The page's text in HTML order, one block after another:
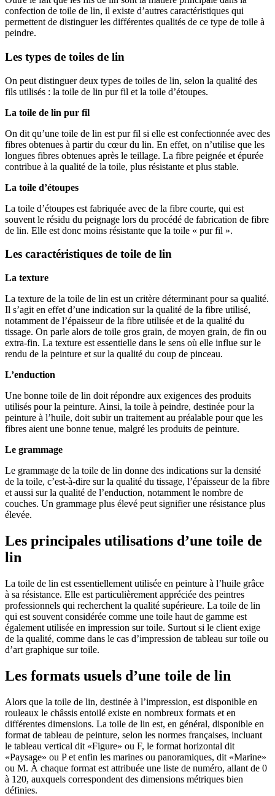
confection de toile de lin, il existe d’autres caractéristiques qui
permettent de distinguer les différentes qualités de ce type de toile à
peindre.
Les types de toiles de lin
On peut distinguer deux types de toiles de lin, selon la qualité des
fils utilisés : la toile de lin pur fil et la toile d’étoupes.
La toile de lin pur fil
On dit qu’une toile de lin est pur fil si elle est confectionnée avec des
fibres obtenues à partir du cœur du lin. En effet, on n’utilise que les
longues fibres obtenues après le teillage. La fibre peignée et épurée
contribue à la qualité de la toile, plus résistante et plus stable.
La toile d’étoupes
La toile d’étoupes est fabriquée avec de la fibre courte, qui est
souvent le résidu du peignage lors du procédé de fabrication de fibre
de lin. Elle est donc moins résistante que la toile « pur fil ».
Les caractéristiques de toile de lin
La texture
La texture de la toile de lin est un critère déterminant pour sa qualité.
Il s’agit en effet d’une indication sur la qualité de la fibre utilisé,
notamment de l’épaisseur de la fibre utilisée et de la qualité du
tissage. On parle alors de toile gros grain, de moyen grain, de fin ou
extra-fin. La texture est essentielle dans le sens où elle influe sur le
rendu de la peinture et sur la qualité du coup de pinceau.
L’enduction
Une bonne toile de lin doit répondre aux exigences des produits
utilisés pour la peinture. Ainsi, la toile à peindre, destinée pour la
peinture à l’huile, doit subir un traitement au préalable pour que les
fibres aient une bonne tenue, malgré les produits de peinture.
Le grammage
Le grammage de la toile de lin donne des indications sur la densité
de la toile, c’est-à-dire sur la qualité du tissage, l’épaisseur de la fibre
et aussi sur la qualité de l’enduction, notamment le nombre de
couches. Un grammage plus élevé peut signifier une résistance plus
élevée.
Les principales utilisations d’une toile de
lin
La toile de lin est essentiellement utilisée en peinture à l’huile grâce
à sa résistance. Elle est particulièrement appréciée des peintres
professionnels qui recherchent la qualité supérieure. La toile de lin
qui est souvent considérée comme une toile haut de gamme est
également utilisée en impression sur toile. Surtout si le client exige
de la qualité, comme dans le cas d’impression de tableau sur toile ou
d’art graphique sur toile.
Les formats usuels d’une toile de lin
Alors que la toile de lin, destinée à l’impression, est disponible en
rouleaux le châssis entoilé existe en nombreux formats et en
différentes dimensions. La toile de lin est, en général, disponible en
format de tableau de peinture, selon les normes françaises, incluant
le tableau vertical dit «Figure» ou F, le format horizontal dit
«Paysage» ou P et enfin les marines ou panoramiques, dit «Marine»
ou M. À chaque format est attribuée une liste de numéro, allant de 0
à 120, auxquels correspondent des dimensions métriques bien
définies.